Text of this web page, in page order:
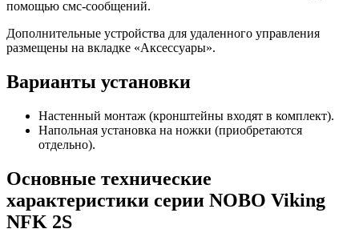
помощью смс-сообщений.
Дополнительные устройства для удаленного управления
размещены на вкладке «Аксессуары».
Варианты установки
Настенный монтаж (кронштейны входят в комплект).
Напольная установка на ножки (приобретаются
отдельно).
Основные технические
характеристики серии NOBO Viking
NFK 2S